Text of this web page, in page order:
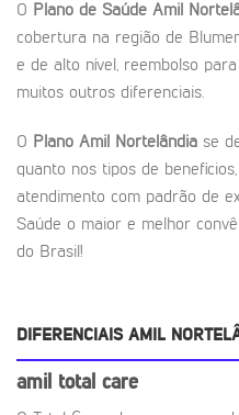
O Plano de Saúde Amil
cobertura na região de
e de alto nível, reembolso
muitos outros diferenciais.
O Plano Amil Nortelândia se
quanto nos tipos de
atendimento com padrão de
Saúde o maior e melhor
do Brasil!
DIFERENCIAIS AMIL
amil total care